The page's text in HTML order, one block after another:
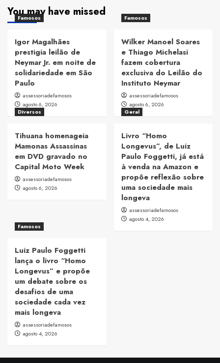
You may have missed
Famosos
Igor Magalhães
prestigia leilão de
Neymar Jr. em noite de
solidariedade em São
Paulo
assessoriadefamosos
agosto 6, 2026
Famosos
Wilker Manoel Soares
e Thiago Michelasi
fazem cobertura
exclusiva do Leilão do
Instituto Neymar
assessoriadefamosos
agosto 6, 2026
Diversos
Tihuana homenageia
Mamonas Assassinas
em DVD gravado no
Capital Moto Week
assessoriadefamosos
agosto 6, 2026
Geral
Livro “Homo
Longevus”, de Luiz
Paulo Foggetti, já está
à venda na Amazon e
propõe reflexão sobre
uma sociedade mais
longeva
assessoriadefamosos
agosto 4, 2026
Famosos
Luiz Paulo Foggetti
lança o livro “Homo
Longevus” e propõe
um debate sobre os
desafios de uma
sociedade cada vez
mais longeva
assessoriadefamosos
agosto 4, 2026